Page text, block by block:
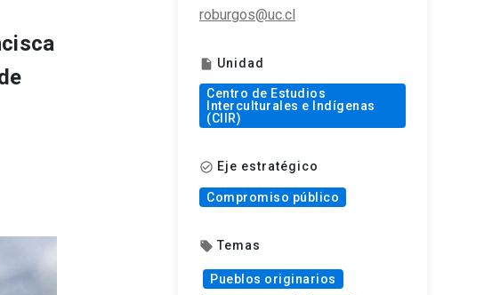
roburgos@uc.cl
insert_drive_file Unidad
Centro de Estudios
Interculturales e Indígenas
(CIIR)
check_circle_outline Eje estratégico
Compromiso público
local_offer Temas
Pueblos originarios